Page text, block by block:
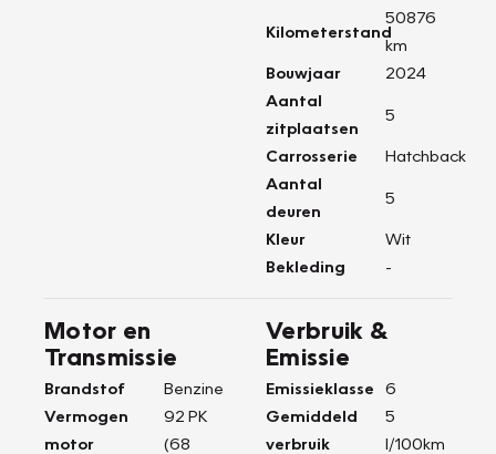
Kilometerstand
50876
km
Bouwjaar
2024
Aantal
zitplaatsen
5
Carrosserie
Hatchback
Aantal
deuren
5
Kleur
Wit
Bekleding
-
Motor en
Transmissie
Brandstof
Benzine
Vermogen
motor
92 PK
(68
Verbruik &
Emissie
Emissieklasse
6
Gemiddeld
verbruik
5
l/100km